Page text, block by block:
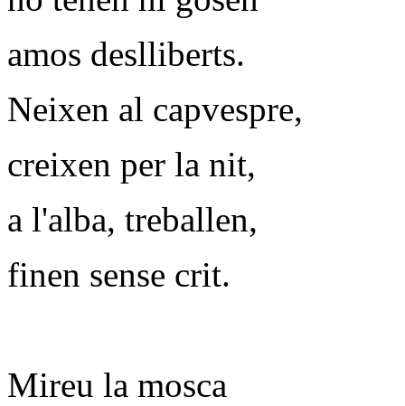
amos deslliberts.
Neixen al capvespre,
creixen per la nit,
a l'alba, treballen,
finen sense crit.
Mireu la mosca